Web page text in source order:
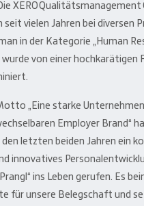
XERO
seit vielen Jahren bei diversen
in der Kategorie „Human
wurde von einer hochkarätigen
„Eine starke
Employer Brand“
den letzten beiden Jahren ein
innovatives
ins Leben gerufen. Es
für unsere Belegschaft und